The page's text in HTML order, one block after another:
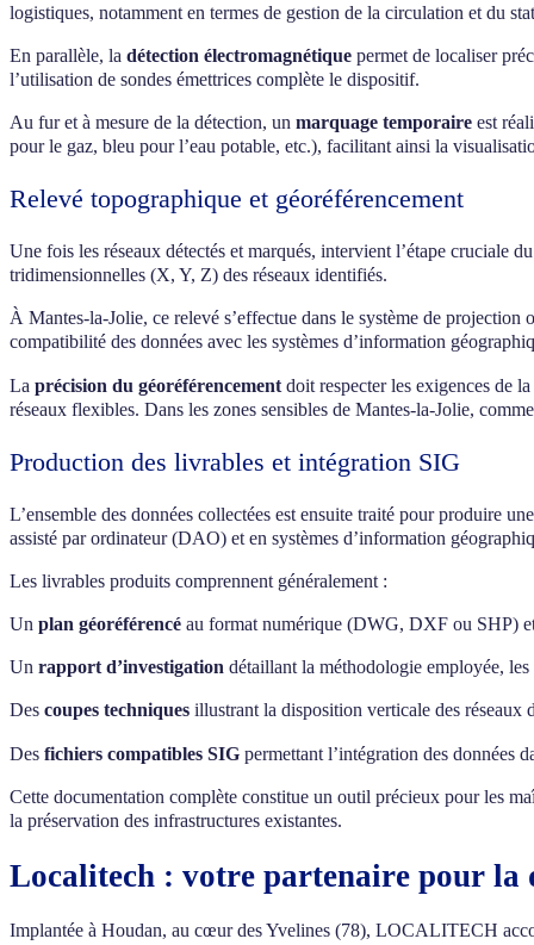
logistiques, notamment en termes de gestion de la circulation et du
En parallèle, la détection électromagnétique permet de localiser
l’utilisation de sondes émettrices complète le dispositif.
Au fur et à mesure de la détection, un marquage temporaire est
pour le gaz, bleu pour l’eau potable, etc.), facilitant ainsi la
Relevé topographique et géoréférencement
Une fois les réseaux détectés et marqués, intervient l’étape cruciale
tridimensionnelles (X, Y, Z) des réseaux identifiés.
À Mantes-la-Jolie, ce relevé s’effectue dans le système de
compatibilité des données avec les systèmes d’information
La précision du géoréférencement doit respecter les exigences de
réseaux flexibles. Dans les zones sensibles de Mantes-la-Jolie,
Production des livrables et intégration SIG
L’ensemble des données collectées est ensuite traité pour produire
assisté par ordinateur (DAO) et en systèmes d’information
Les livrables produits comprennent généralement :
Un plan géoréférencé au format numérique (DWG, DXF ou SHP) et
Un rapport d’investigation détaillant la méthodologie employée,
Des coupes techniques illustrant la disposition verticale des réseaux
Des fichiers compatibles SIG permettant l’intégration des données
Cette documentation complète constitue un outil précieux pour les
la préservation des infrastructures existantes.
Localitech : votre partenaire pour la
Implantée à Houdan, au cœur des Yvelines (78), LOCALITECH